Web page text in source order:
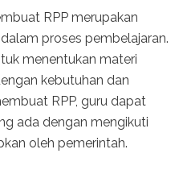
RPP merupakan
proses pembelajaran.
menentukan materi
kebutuhan dan
RPP, guru dapat
ada dengan mengikuti
oleh pemerintah.